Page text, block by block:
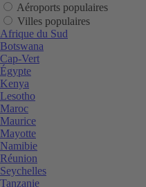
Aéroports populaires
Villes populaires
Afrique du Sud
Botswana
Cap-Vert
Égypte
Kenya
Lesotho
Maroc
Maurice
Mayotte
Namibie
Réunion
Seychelles
Tanzanie